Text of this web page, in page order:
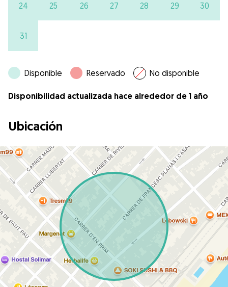
24 25 26 27 28 29 30
31
Disponible Reservado No disponible
Disponibilidad actualizada hace alrededor de 1 año
Ubicación